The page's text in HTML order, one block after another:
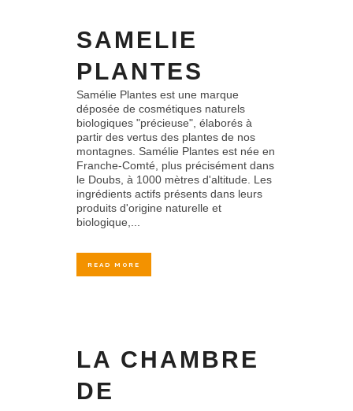
SAMELIE
PLANTES
Samélie Plantes est une marque
déposée de cosmétiques naturels
biologiques "précieuse", élaborés à
partir des vertus des plantes de nos
montagnes. Samélie Plantes est née en
Franche-Comté, plus précisément dans
le Doubs, à 1000 mètres d'altitude. Les
ingrédients actifs présents dans leurs
produits d'origine naturelle et
biologique,...
READ MORE
LA CHAMBRE
DE